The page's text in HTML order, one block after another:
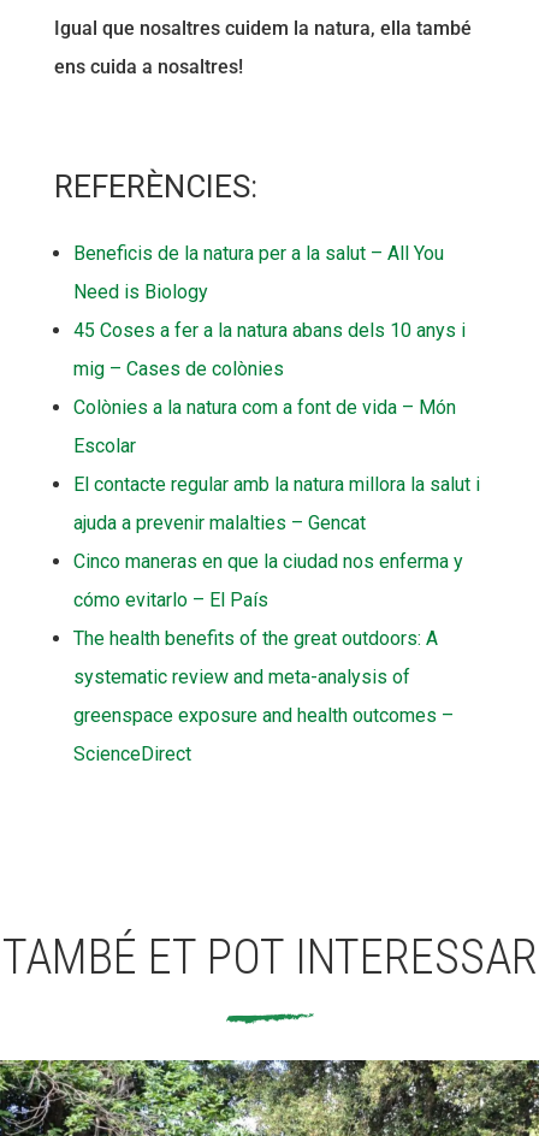
Igual que nosaltres cuidem la natura, ella també
ens cuida a nosaltres!
REFERÈNCIES:
Beneficis de la natura per a la salut – All You
Need is Biology
45 Coses a fer a la natura abans dels 10 anys i
mig – Cases de colònies
Colònies a la natura com a font de vida – Món
Escolar
El contacte regular amb la natura millora la salut i
ajuda a prevenir malalties – Gencat
Cinco maneras en que la ciudad nos enferma y
cómo evitarlo – El País
The health benefits of the great outdoors: A
systematic review and meta-analysis of
greenspace exposure and health outcomes –
ScienceDirect
TAMBÉ ET POT INTERESSAR